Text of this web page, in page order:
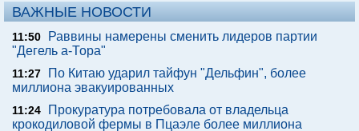
ВАЖНЫЕ НОВОСТИ
11:50
Раввины намерены сменить лидеров партии
"Дегель а-Тора"
11:27
По Китаю ударил тайфун "Дельфин", более
миллиона эвакуированных
11:24
Прокуратура потребовала от владельца
крокодиловой фермы в Пцаэле более миллиона